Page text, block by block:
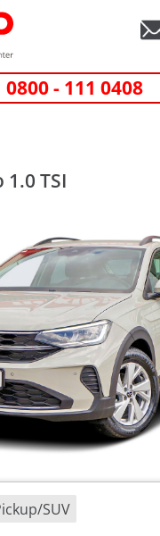
0800 - 111 0408
1.0 TSI
SUV